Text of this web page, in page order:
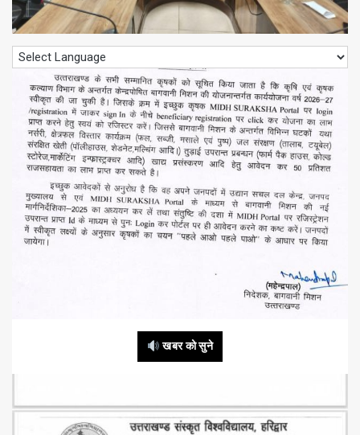
खबर को सुने